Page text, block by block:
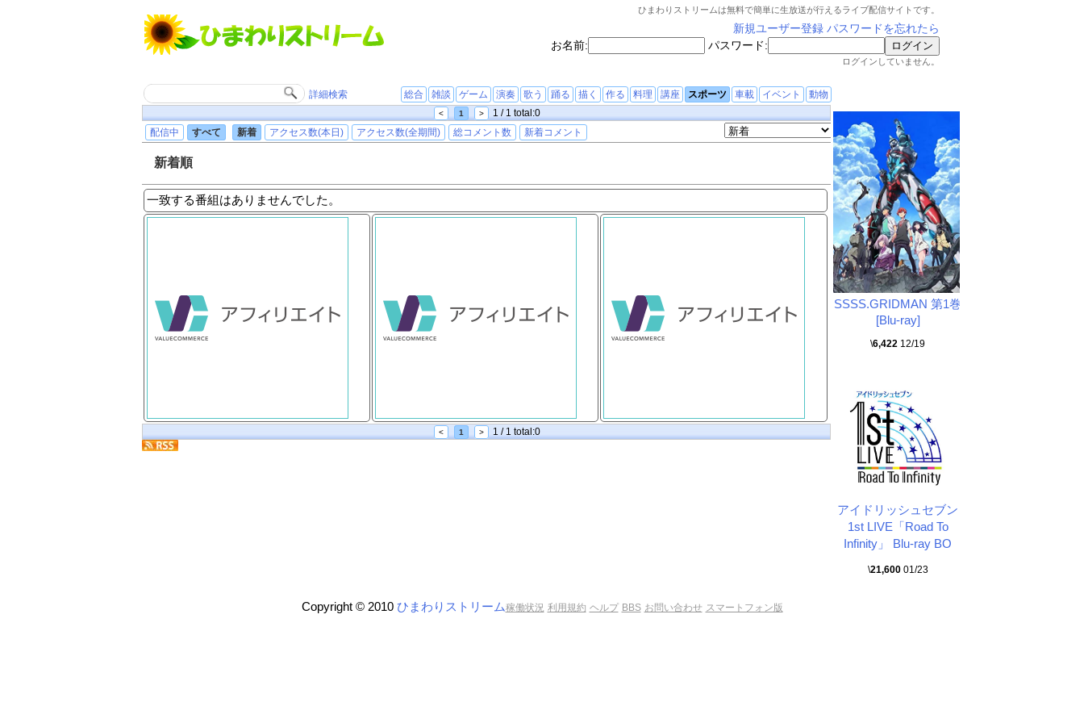
ひまわりストリームは無料で簡単に生放送が行えるライブ配信サイトです。
新規ユーザー登録 パスワードを忘れたら
お名前:
パスワード:
ログインしていません。
詳細検索 総合 雑談 ゲーム 演奏 歌う 踊る 描く 作る 料理 講座 スポーツ 車載 イベント 動物
< 1 >
1 / 1 total:0
配信中
すべて 新着 アクセス数(本日) アクセス数(全期間) 総コメント数 新着コメント
新着順
一致する番組はありませんでした。
< 1 > 1 / 1 total:0
SSSS.GRIDMAN 第1巻
[Blu-ray]
\6,422 12/19
アイドリッシュセブン
1st LIVE「Road To
Infinity」 Blu-ray BO
\21,60001/23
Copyright © 2010 ひまわりストリーム稼働状況 利用規約 ヘルプ BBS お問い合わせ スマートフォン版